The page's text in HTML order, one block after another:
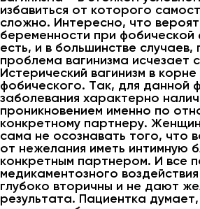
избавиться от которого
сложно. Интересно, что
беременности при фобической
есть, и в большинстве
проблема вагинизма исчезает
Истерический вагинизм в
фобического. Так, для данной
заболевания характерно
проникновением именно по
конкретному партнеру.
сама не осознавать того, что
от нежелания иметь интимную
конкретным партнером. И все
медикаментозного
глубоко вторичны и не дают
результата. Пациентка